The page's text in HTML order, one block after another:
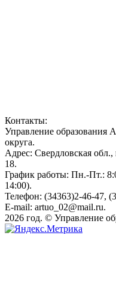
Контакты:
Управление образования
округа.
Адрес: Свердловская
18.
График работы: Пн.-Пт.:
14:00).
Телефон: (34363)2-46-47,
E-mail: artuo_02@mail.ru.
2026 год. © Управление